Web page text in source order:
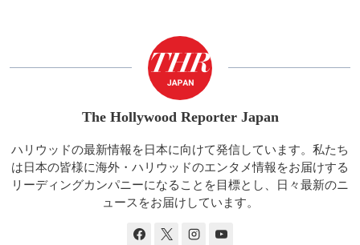
The Hollywood Reporter Japan
ハリウッドの最新情報を日本に向けて発信しています。私たち
は日本の皆様に海外・ハリウッドのエンタメ情報をお届けする
リーディングカンパニーになることを目標とし、日々最新のニ
ュースをお届けしています。